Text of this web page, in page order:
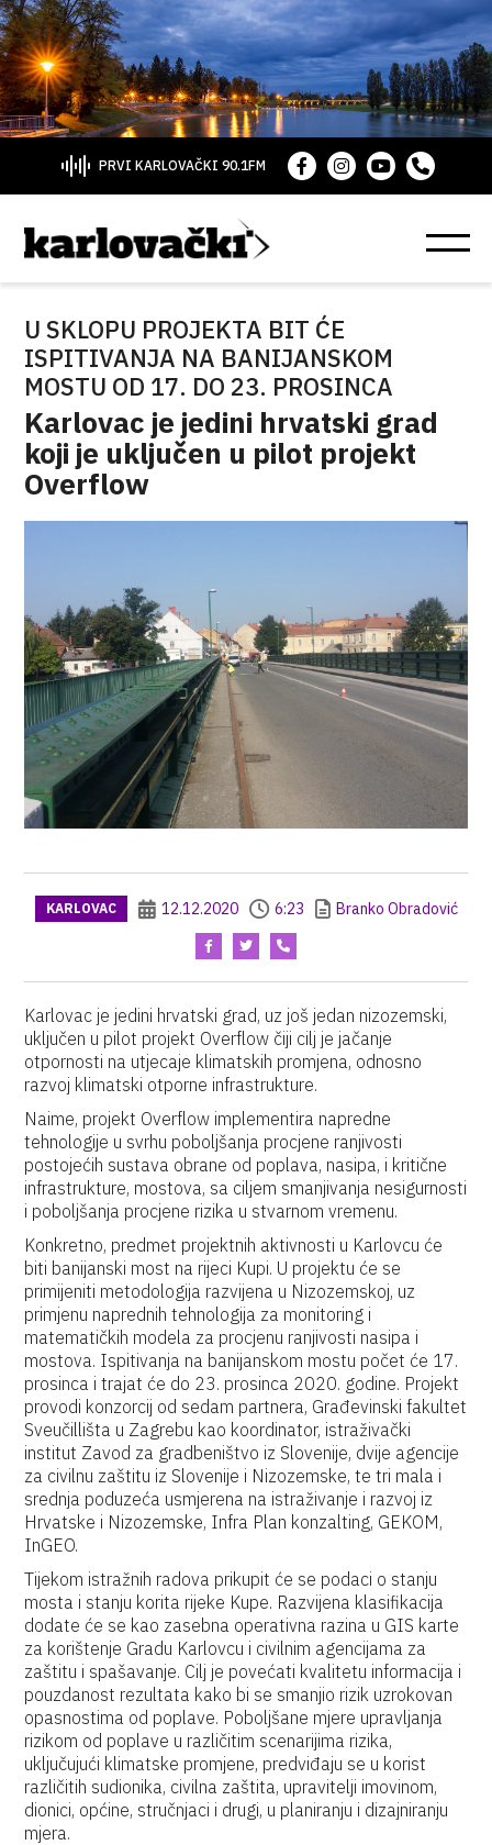
PRVI KARLOVAČKI 90.1FM
U SKLOPU PROJEKTA BIT ĆE
ISPITIVANJA NA BANIJANSKOM
MOSTU OD 17. DO 23. PROSINCA
Karlovac je jedini hrvatski grad
koji je uključen u pilot projekt
Overflow
KARLOVAC 12.12.2020 6:23 Branko Obradović
Karlovac je jedini hrvatski grad, uz još jedan nizozemski,
uključen u pilot projekt Overflow čiji cilj je jačanje
otpornosti na utjecaje klimatskih promjena, odnosno
razvoj klimatski otporne infrastrukture.
Naime, projekt Overflow implementira napredne
tehnologije u svrhu poboljšanja procjene ranjivosti
postojećih sustava obrane od poplava, nasipa, i kritične
infrastrukture, mostova, sa ciljem smanjivanja nesigurnosti
i poboljšanja procjene rizika u stvarnom vremenu.
Konkretno, predmet projektnih aktivnosti u Karlovcu će
biti banijanski most na rijeci Kupi. U projektu će se
primijeniti metodologija razvijena u Nizozemskoj, uz
primjenu naprednih tehnologija za monitoring i
matematičkih modela za procjenu ranjivosti nasipa i
mostova. Ispitivanja na banijanskom mostu počet će 17.
prosinca i trajat će do 23. prosinca 2020. godine. Projekt
provodi konzorcij od sedam partnera, Građevinski fakultet
Sveučillišta u Zagrebu kao koordinator, istraživački
institut Zavod za gradbeništvo iz Slovenije, dvije agencije
za civilnu zaštitu iz Slovenije i Nizozemske, te tri mala i
srednja poduzeća usmjerena na istraživanje i razvoj iz
Hrvatske i Nizozemske, Infra Plan konzalting, GEKOM,
InGEO.
Tijekom istražnih radova prikupit će se podaci o stanju
mosta i stanju korita rijeke Kupe. Razvijena klasifikacija
dodate će se kao zasebna operativna razina u GIS karte
za korištenje Gradu Karlovcu i civilnim agencijama za
zaštitu i spašavanje. Cilj je povećati kvalitetu informacija i
pouzdanost rezultata kako bi se smanjio rizik uzrokovan
opasnostima od poplave. Poboljšane mjere upravljanja
rizikom od poplave u različitim scenarijima rizika,
uključujući klimatske promjene, predviđaju se u korist
različitih sudionika, civilna zaštita, upravitelji imovinom,
dionici, općine, stručnjaci i drugi, u planiranju i dizajniranju
mjera.